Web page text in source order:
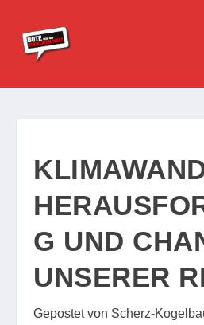
G UND
UNSERER
Gepostet von Scherz-